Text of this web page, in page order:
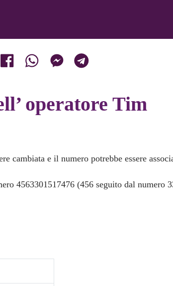
operatore Tim
cambiata e il numero potrebbe essere
4563301517476 (456 seguito dal numero